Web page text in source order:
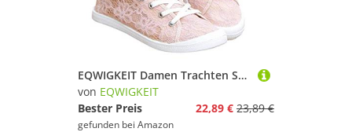
EQWIGKEIT Damen Trachten Sneaker Elegante Walkingschuhe Leichte Flache Freizeitschuhe Bestickte Turnschuhe Atmungsaktive Sommerschuhe Bequeme Hochzeitsschuhe Lässige BrautschuheGr. 37-42EU
von EQWIGKEIT
Bester Preis
22,89 € 23,89 €
gefunden bei Amazon